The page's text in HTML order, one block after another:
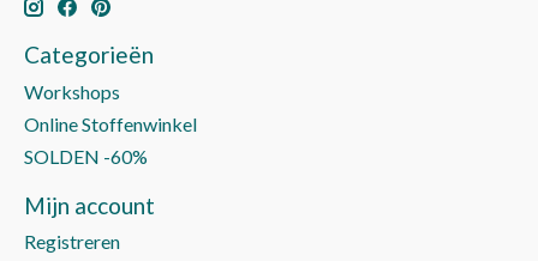
Categorieën
Workshops
Online Stoffenwinkel
SOLDEN -60%
Mijn account
Registreren